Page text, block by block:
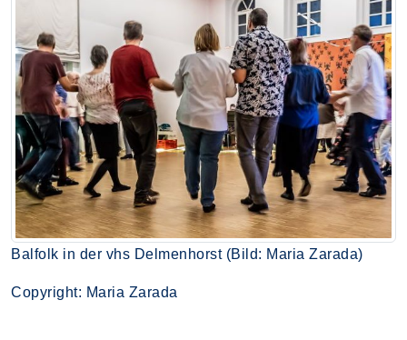
Balfolk in der vhs Delmenhorst (Bild: Maria Zarada)
Copyright: Maria Zarada